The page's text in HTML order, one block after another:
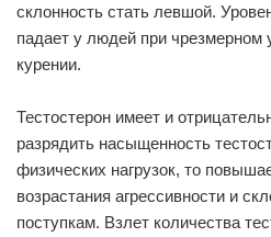
склонность стать левшой.
падает у людей при чрезмерном
курении.
Тестостерон имеет и
разрядить насыщенность
физических нагрузок, то
возрастания агрессивности и
поступкам. Взлет количества